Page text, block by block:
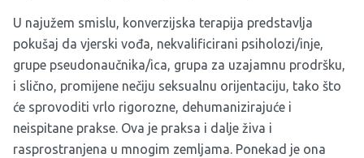
U najužem smislu, konverzijska terapija predstavlja
pokušaj da vjerski vođa, nekvalificirani psiholozi/inje,
grupe pseudonaučnika/ica, grupa za uzajamnu prodršku,
i slično, promijene nečiju seksualnu orijentaciju, tako što
će sprovoditi vrlo rigorozne, dehumanizirajuće i
neispitane prakse. Ova je praksa i dalje živa i
rasprostranjena u mnogim zemljama. Ponekad je ona